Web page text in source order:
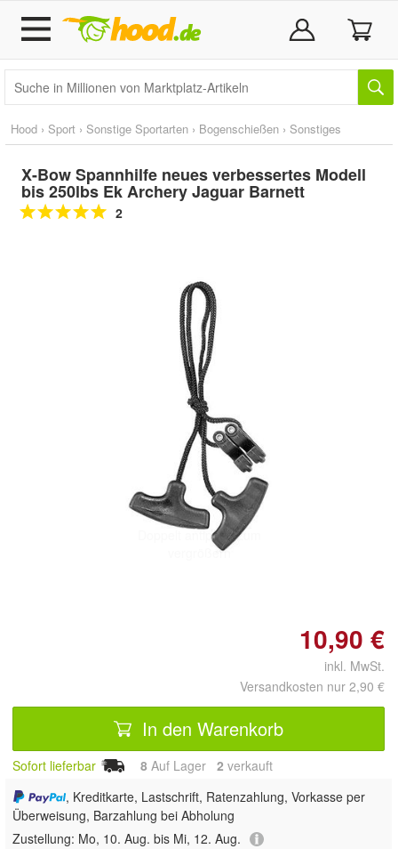
Hood › Sport › Sonstige Sportarten › Bogenschießen › Sonstiges
X-Bow Spannhilfe neues verbessertes Modell
bis 250lbs Ek Archery Jaguar Barnett
2
Doppelt antippen zum
vergrößern
10,90 €
inkl. MwSt.
Versandkosten nur 2,90 €
In den Warenkorb
Sofort lieferbar 8 Auf Lager 2 verkauft
, Kreditkarte, Lastschrift, Ratenzahlung, Vorkasse per
Überweisung, Barzahlung bei Abholung
Zustellung: Mo, 10. Aug. bis Mi, 12. Aug.